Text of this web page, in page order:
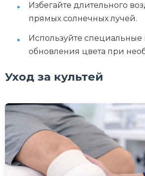
Избегайте длительного
прямых солнечных лучей.
Используйте специальные
обновления цвета при
Уход за культей